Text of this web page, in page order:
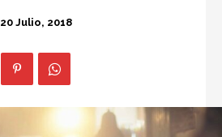
20 Julio, 2018